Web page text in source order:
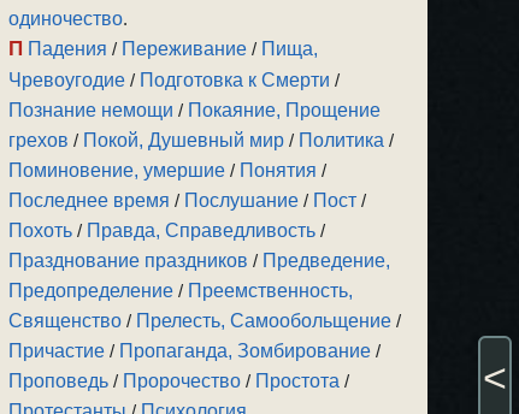
одиночество.
П Падения / Переживание / Пища,
Чревоугодие / Подготовка к Смерти /
Познание немощи / Покаяние, Прощение
грехов / Покой, Душевный мир / Политика /
Поминовение, умершие / Понятия /
Последнее время / Послушание / Пост /
Похоть / Правда, Справедливость /
Празднование праздников / Предведение,
Предопределение / Преемственность,
Священство / Прелесть, Самообольщение /
Причастие / Пропаганда, Зомбирование /
Проповедь / Пророчество / Простота /
<